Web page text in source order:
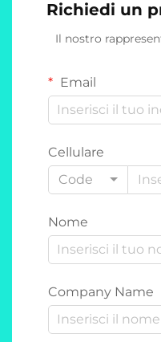
Richiedi un
Il nostro
Email
Cellulare
Code
Nome
Company Name